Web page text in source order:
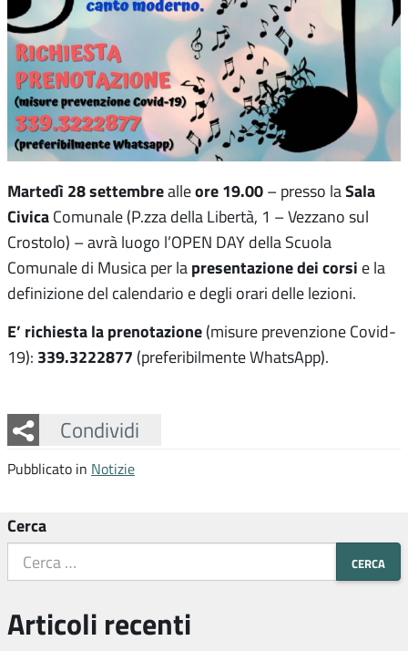
Martedì 28 settembrealleore 19.00 – presso laSala
Civica Comunale (P.zza della Libertà, 1 – Vezzano sul
Crostolo) – avrà luogo l’OPEN DAY della Scuola
Comunale di Musica per la presentazione dei corsi e la
definizione del calendario e degli orari delle lezioni.
E’ richiesta la prenotazione (misure prevenzione Covid-
19): 339.3222877 (preferibilmente WhatsApp).
Condividi
Facebook
Twitter
Whatsapp
Pubblicato in Notizie
Cerca
Articoli recenti